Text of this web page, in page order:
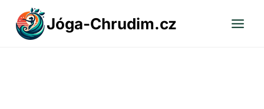
Přeskočit
obsah
Jóga-Chrudim.cz